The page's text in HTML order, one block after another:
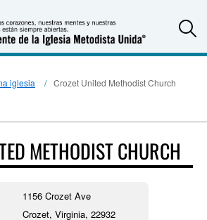
iglesia Crozet United Methodist Church
METHODIST CHURCH
1156 Crozet Ave
Crozet, Virginia, 22932